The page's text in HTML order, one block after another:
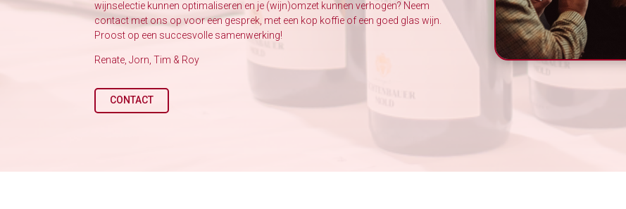
wijnselectie kunnen optimaliseren en je (wijn)omzet kunnen verhogen? Neem
contact met ons op voor een gesprek, met een kop koffie of een goed glas wijn.
Proost op een succesvolle samenwerking!
Renate, Jorn, Tim & Roy
CONTACT